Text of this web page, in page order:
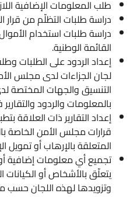
طلب المعلومات الإضافية
دراسة طلبات التظلّم من قرار
دراسة طلبات استخدام
القائمة الوطنية.
إعداد الردود على الطلبات
لجان الجزاءات لدى مجلس
التنسيق والجهات المختصة
بالمعلومات والردود
إعداد التقارير ذات العلاقة
قرارات مجلس الأمن الخاصة
المتعلقة بالإرهاب أو تمويل
تجميع أي معلومات إضافية
يتعلّق بالأشخاص أو الكيانات
وتزويدها لهذه اللجان حسب